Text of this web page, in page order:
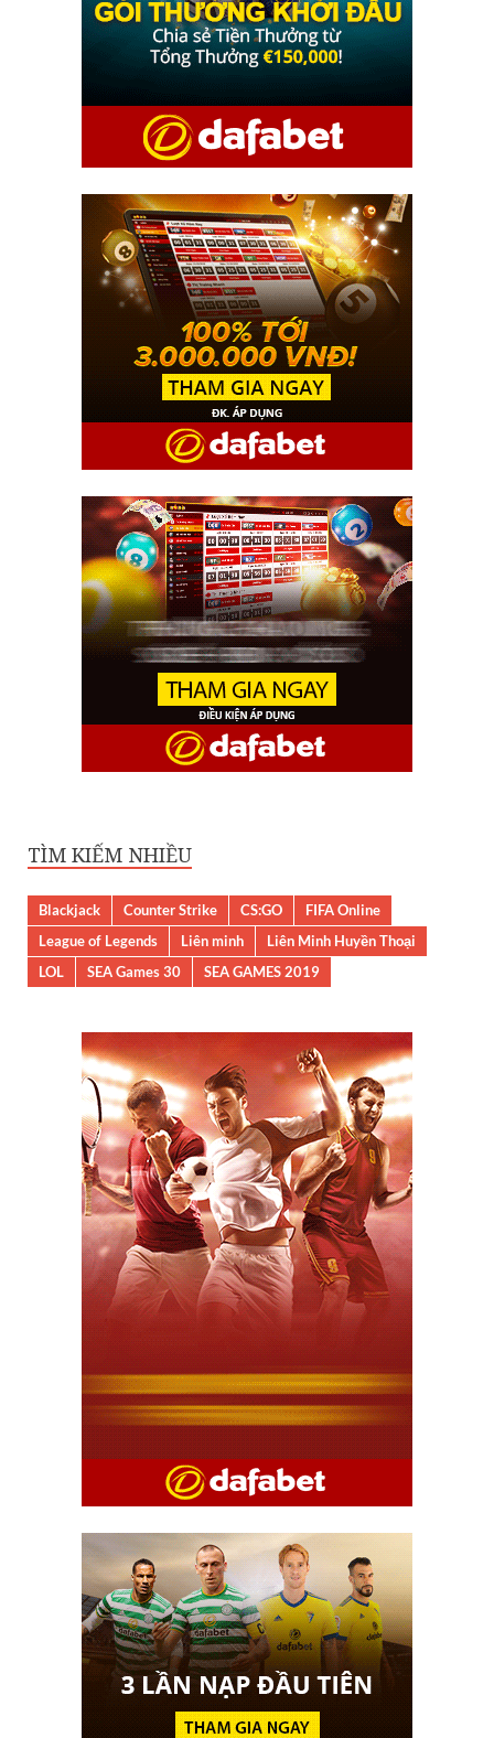
TÌM KIẾM NHIỀU
Blackjack Counter Strike CS:GO
FIFA Online
League of Legends
Liên minh
Liên Minh Huyền Thoại
LOL
SEA Games 30 SEA GAMES 2019